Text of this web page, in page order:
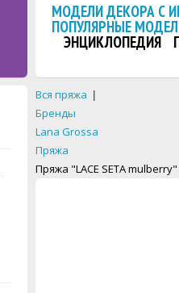
МОДЕЛИ ДЕКОРА С
ПОПУЛЯРНЫЕ
ЭНЦИКЛОПЕДИЯ
Вся пряжа |
Бренды
Lana Grossa
Пряжа
Пряжа "LACE SETA